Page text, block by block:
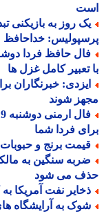
روز به بازیکنی
خداحافظ
کامل غزل ها
خبرنگاران برای
شوند
فردا شما
برنج و حبوبات در
سنگین به
می شود
نفت آمریکا به کف 40 ساله
به آرایشگاه های